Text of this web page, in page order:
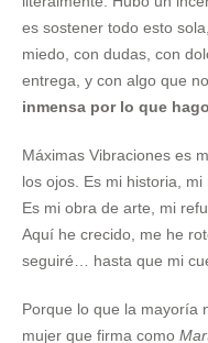
es sostener todo esto
miedo, con dudas, con
entrega, y con algo que
inmensa por lo que hago
Máximas Vibraciones es
los ojos. Es mi historia,
Es mi obra de arte, mi
Aquí he crecido, me he
seguiré… hasta que mi
Porque lo que la mayoría
mujer que firma como